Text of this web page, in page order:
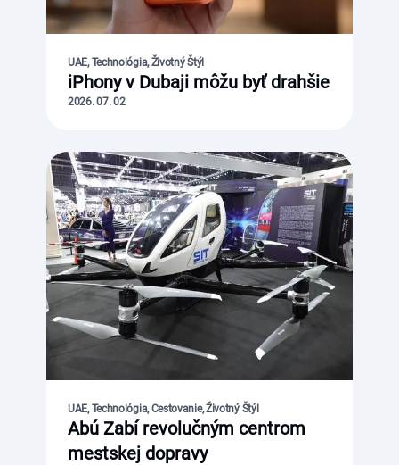
UAE, Technológia, Životný Štýl
iPhony v Dubaji môžu byť drahšie
2026. 07. 02
UAE, Technológia, Cestovanie, Životný Štýl
Abú Zabí revolučným centrom
mestskej dopravy